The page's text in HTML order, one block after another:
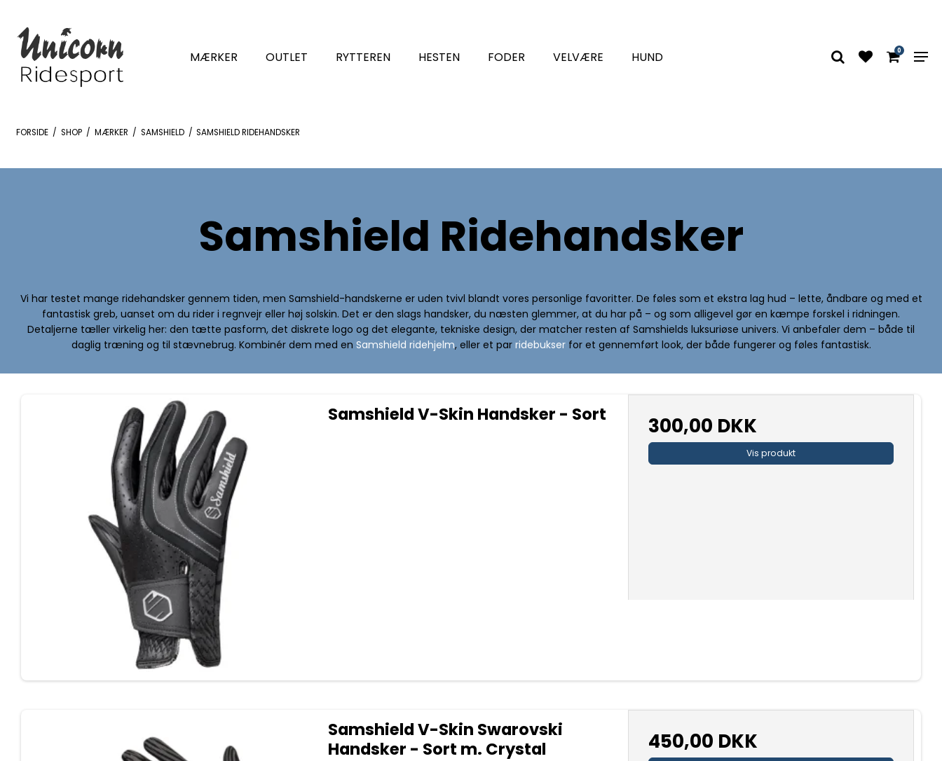
MÆRKER OUTLET RYTTEREN HESTEN FODER VELVÆRE HUND 0
FORSIDE / SHOP / MÆRKER / SAMSHIELD / SAMSHIELD RIDEHANDSKER
Samshield Ridehandsker
Vi har testet mange ridehandsker gennem tiden, men Samshield-handskerne er uden tvivl blandt vores personlige favoritter. De føles som et ekstra lag hud – lette, åndbare og med et
fantastisk greb, uanset om du rider i regnvejr eller høj solskin. Det er den slags handsker, du næsten glemmer, at du har på – og som alligevel gør en kæmpe forskel i ridningen.
Detaljerne tæller virkelig her: den tætte pasform, det diskrete logo og det elegante, tekniske design, der matcher resten af Samshields luksuriøse univers. Vi anbefaler dem – både til
daglig træning og til stævnebrug. Kombinér dem med en Samshield ridehjelm, eller et par ridebukserfor et gennemført look, der både fungerer og føles fantastisk.
Samshield V-Skin Handsker - Sort 300,00 DKK
Vis produkt
Samshield V-Skin Swarovski
Handsker - Sort m. Crystal
450,00 DKK